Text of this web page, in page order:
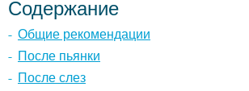
Содержание
Общие рекомендации
После пьянки
После слез